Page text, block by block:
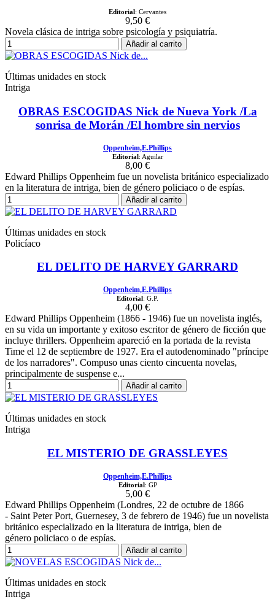
Editorial : Cervantes
9,50 €
Novela clásica de intriga sobre psicología y psiquiatría.
Añadir al carrito
Últimas unidades en stock
Intriga
OBRAS ESCOGIDAS Nick de Nueva York /La
sonrisa de Morán /El hombre sin nervios
Oppenheim,E.Phillips
Editorial: Aguilar
8,00 €
Edward Phillips Oppenheim fue un novelista británico especializado
en la literatura de intriga, bien de género policiaco o de espías.
Añadir al carrito
Últimas unidades en stock
Policíaco
EL DELITO DE HARVEY GARRARD
Oppenheim,E.Phillips
Editorial: G.P.
4,00 €
Edward Phillips Oppenheim (1866 - 1946) fue un novelista inglés,
en su vida un importante y exitoso escritor de género de ficción que
incluye thrillers. Oppenheim apareció en la portada de la revista
Time el 12 de septiembre de 1927. Era el autodenominado "príncipe
de los narradores". Compuso unas ciento cincuenta novelas,
principalmente de suspense e...
Añadir al carrito
Últimas unidades en stock
Intriga
EL MISTERIO DE GRASSLEYES
Oppenheim,E.Phillips
Editorial: GP
5,00 €
Edward Phillips Oppenheim (Londres, 22 de octubre de 1866
- Saint Peter Port, Guernesey, 3 de febrero de 1946) fue un novelista
británico especializado en la literatura de intriga, bien de
género policiaco o de espías.
Añadir al carrito
Últimas unidades en stock
Intriga